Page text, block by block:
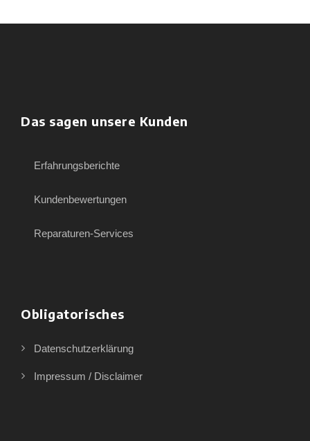
Das sagen unsere Kunden
Erfahrungsberichte
Kundenbewertungen
Reparaturen-Services
Obligatorisches
Datenschutzerklärung
Impressum / Disclaimer